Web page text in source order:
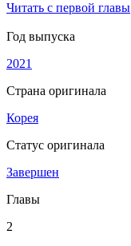
Читать с первой главы
Год выпуска
2021
Страна оригинала
Корея
Статус оригинала
Завершен
Главы
2